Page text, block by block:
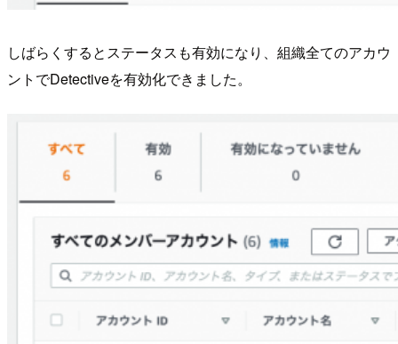
しばらくするとステータスも有効になり、組織全てのアカウ
ントでDetectiveを有効化できました。